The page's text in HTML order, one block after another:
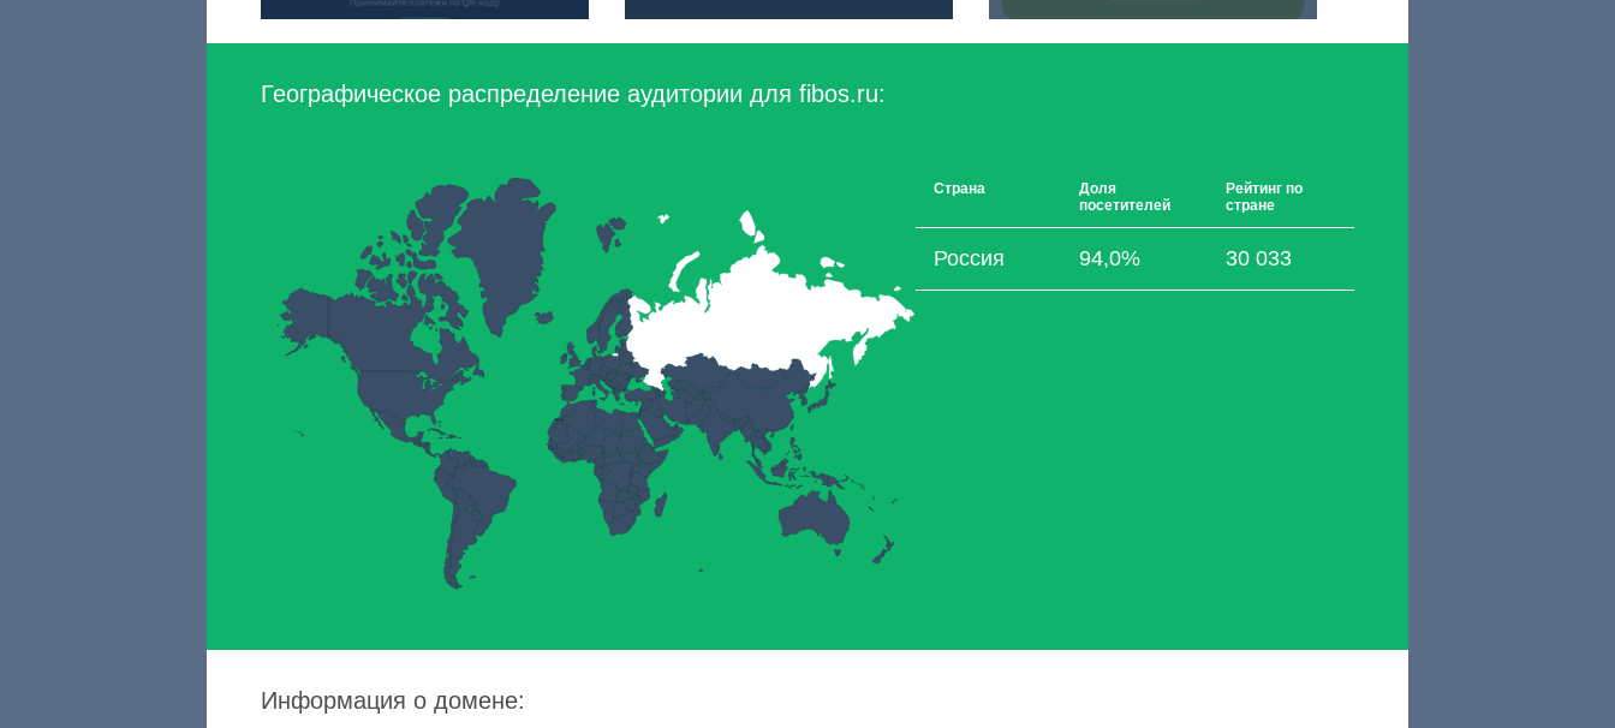
Географическое распределение аудитории для fibos.ru:
Страна
Доля
посетителей
Рейтинг по
стране
Россия 94,0% 30 033
Информация о домене: